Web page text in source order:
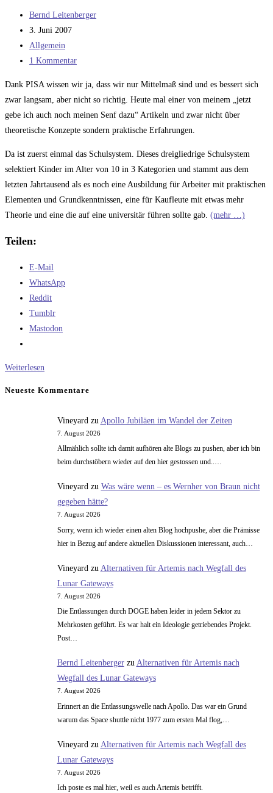
Beitrags-
Autor:
Bernd Leitenberger
Beitrag
veröffentlicht:
3. Juni 2007
Beitrags-
Kategorie:
Allgemein
Beitrags-
1 Kommentar
Dank PISA wissen wir ja, dass wir nur Mittelmaß sind und es bessert sich
zwar langsam, aber nicht so richtig. Heute mal einer von meinem „jetzt
gebe ich auch noch meinen Senf dazu“ Artikeln und zwar nicht über
theoretische Konzepte sondern praktische Erfahrungen.
Da ist zuerst einmal das Schulsystem. Dieses dreigliedrige Schulsystem
selektiert Kinder im Alter von 10 in 3 Kategorien und stammt aus dem
letzten Jahrtausend als es noch eine Ausbildung für Arbeiter mit praktischen
Elementen und Grundkenntnissen, eine für Kaufleute mit etwas mehr
Theorie und eine die auf eine universitär führen sollte gab. (mehr …)
Teilen:
E-Mail
WhatsApp
Reddit
Tumblr
Mastodon
Weiterlesen
Neueste Kommentare
Vineyard zu Apollo Jubiläen im Wandel der Zeiten
7. August 2026
Allmählich sollte ich damit aufhören alte Blogs zu pushen, aber ich bin
beim durchstöbern wieder auf den hier gestossen und..…
Vineyardzu Was wäre wenn – es Wernher von Braun nicht
gegeben hätte?
7. August 2026
Sorry, wenn ich wieder einen alten Blog hochpushe, aber die Prämisse
hier in Bezug auf andere aktuellen Diskussionen interessant, auch…
Vineyard zu Alternativen für Artemis nach Wegfall des
Lunar Gateways
7. August 2026
Die Entlassungen durch DOGE haben leider in jedem Sektor zu
Mehrkosten geführt. Es war halt ein Ideologie getriebendes Projekt.
Post…
Bernd Leitenbergerzu Alternativen für Artemis nach
Wegfall des Lunar Gateways
7. August 2026
Erinnert an die Entlassungswelle nach Apollo. Das war ein Grund
warum das Space shuttle nicht 1977 zum ersten Mal flog,…
Vineyard zu Alternativen für Artemis nach Wegfall des
Lunar Gateways
7. August 2026
Ich poste es mal hier, weil es auch Artemis betrifft.